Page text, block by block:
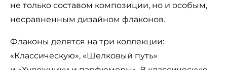
не только составом композиции, но и особым,
несравненным дизайном флаконов.
Флаконы делятся на три коллекции:
«Классическую», «Шелковый путь»